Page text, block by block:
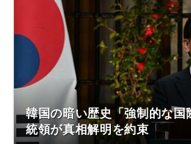
韓国の暗い歴史「強制的な国
統領が真相解明を約束